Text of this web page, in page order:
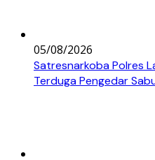
05/08/2026
Satresnarkoba Polres
Terduga Pengedar